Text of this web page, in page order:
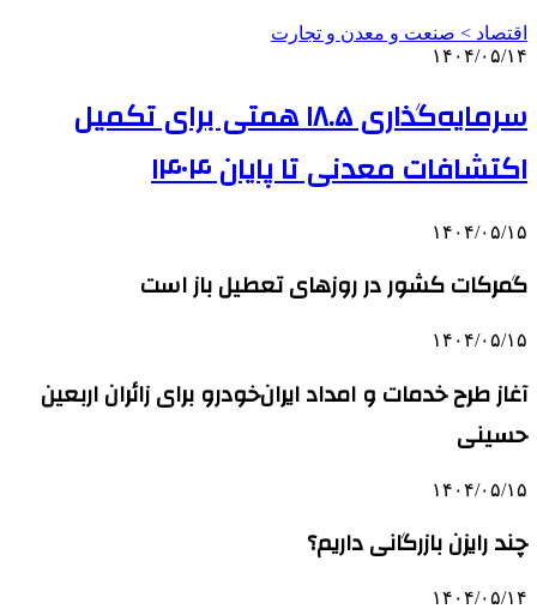
اقتصاد > صنعت و معدن و تجارت
۱۴۰۴/۰۵/۱۴
سرمایه‌گذاری ۱۸.۵ همتی برای تکمیل
اکتشافات معدنی تا پایان ۱۴۰۴
۱۴۰۴/۰۵/۱۵
گمرکات کشور در روزهای تعطیل باز است
۱۴۰۴/۰۵/۱۵
آغاز طرح خدمات و امداد ایران‌خودرو برای زائران اربعین
حسینی
۱۴۰۴/۰۵/۱۵
چند رایزن بازرگانی داریم؟
۱۴۰۴/۰۵/۱۴